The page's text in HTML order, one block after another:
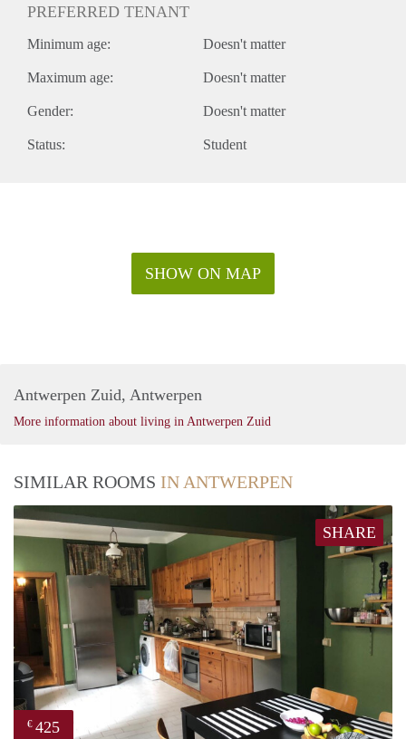
PREFERRED TENANT
Minimum age: Doesn't matter
Maximum age: Doesn't matter
Gender: Doesn't matter
Status: Student
SHOW ON MAP
Antwerpen Zuid, Antwerpen
More information about living in Antwerpen Zuid
SIMILAR ROOMS IN ANTWERPEN
SHARE
€ 425